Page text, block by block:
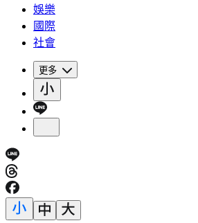
娛樂
國際
社會
更多